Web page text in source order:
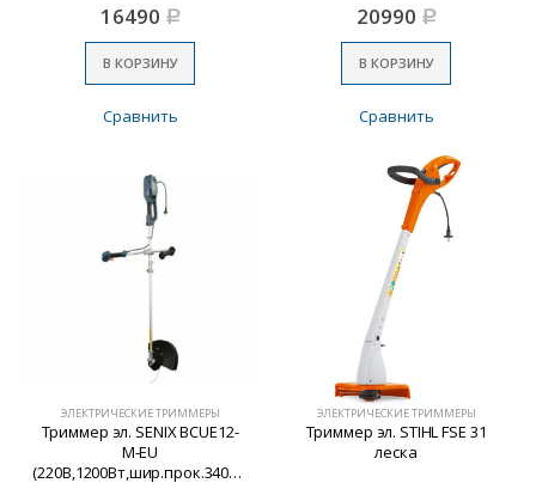
16490 Р
В КОРЗИНУ
Сравнить
20990 Р
В КОРЗИНУ
Сравнить
ЭЛЕКТРИЧЕСКИЕ ТРИММЕРЫ
Триммер эл. SENIX BCUE12-
M-EU
(220В,1200Вт,шир.прок.340/230мм)
ЭЛЕКТРИЧЕСКИЕ ТРИММЕРЫ
Триммер эл. STIHL FSE 31
леска